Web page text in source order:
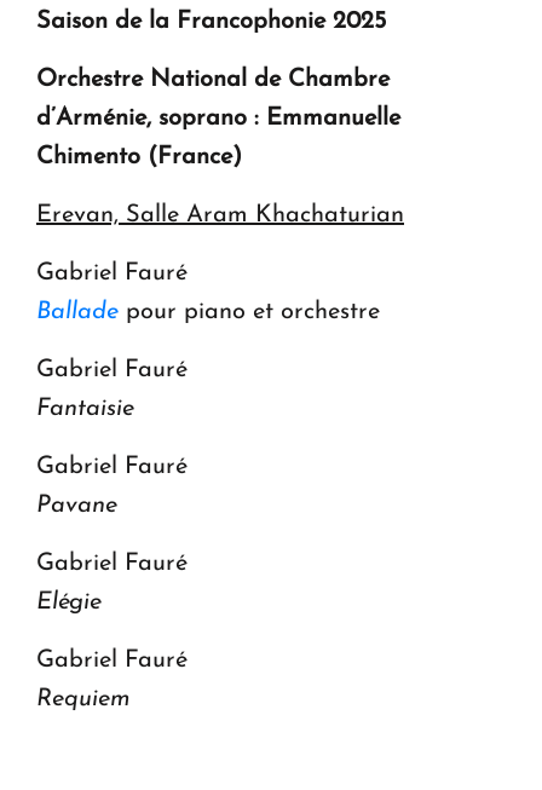
Saison de la Francophonie 2025
Orchestre National de Chambre
d’Arménie, soprano : Emmanuelle
Chimento (France)
Erevan, Salle Aram Khachaturian
Gabriel Fauré
Ballade pour piano et orchestre
Gabriel Fauré
Fantaisie
Gabriel Fauré
Pavane
Gabriel Fauré
Elégie
Gabriel Fauré
Requiem